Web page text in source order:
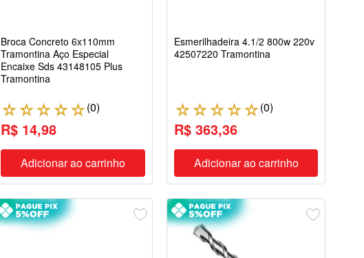
Broca Concreto 6x110mm
Tramontina Aço Especial
Encaixe Sds 43148105 Plus
Tramontina
☆☆☆☆☆(0)
R$ 14,98
Adicionar ao carrinho
Esmerilhadeira 4.1/2 800w 220v
42507220 Tramontina
☆☆☆☆☆(0)
R$ 363,36
Adicionar ao carrinho